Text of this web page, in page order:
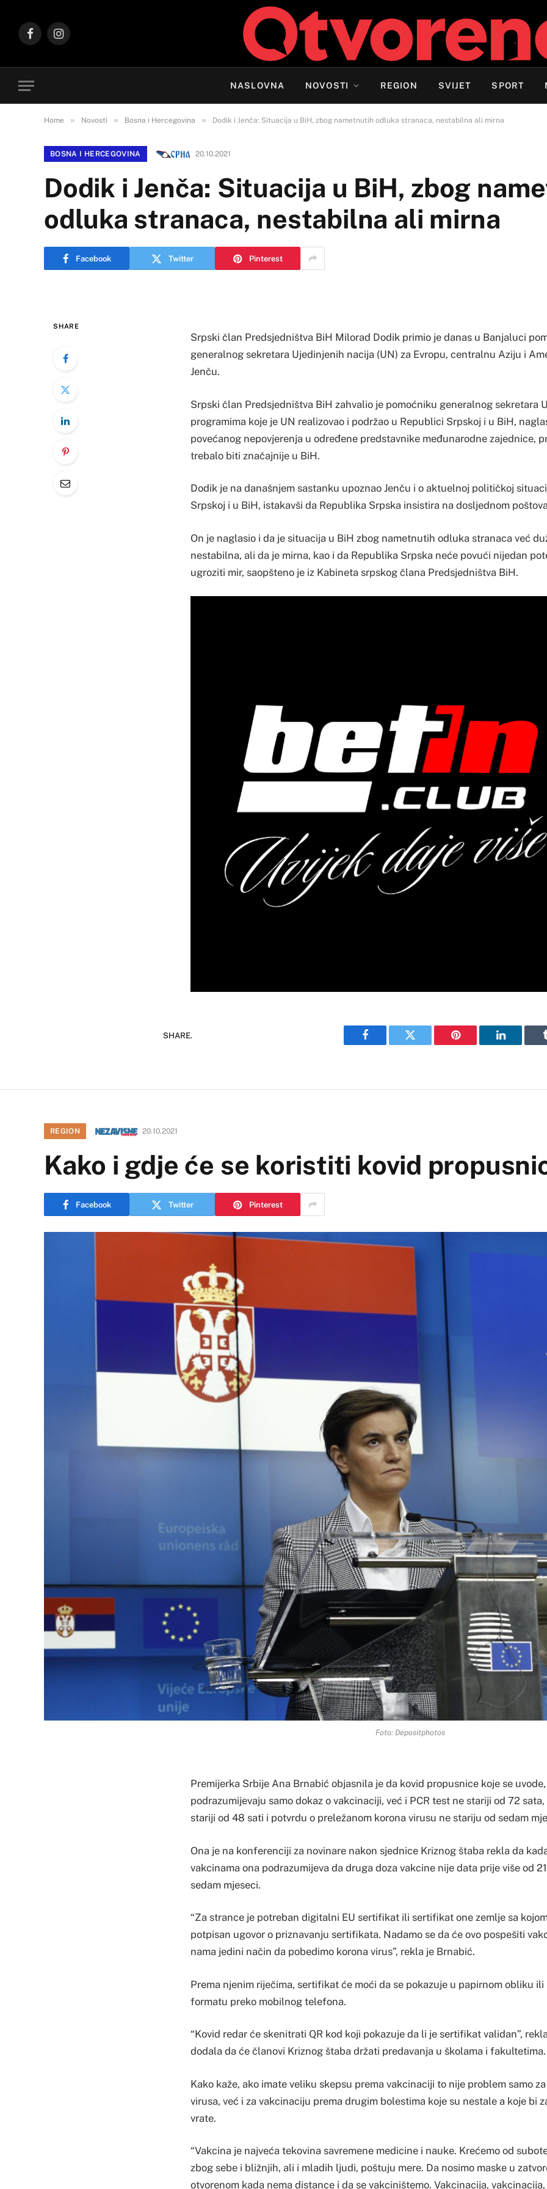
FacebookInstagram
NASLOVNA NOVOSTI REGION SVIJET SPORT
Home » Novosti » Bosna i Hercegovina » Dodik i Jenča: Situacija u BiH, zbog nametnutih odluka stranaca, nestabilna ali mirna
BOSNA I HERCEGOVINA 20.10.2021
Dodik i Jenča: Situacija u BiH, zbog
odluka stranaca, nestabilna ali mirna
Facebook Twitter Pinterest
SHARE
Srpski član Predsjedništva BiH Milorad Dodik primio je danas u Banjaluci
generalnog sekretara Ujedinjenih nacija (UN) za Evropu, centralnu Aziju i
Jenču.
Srpski član Predsjedništva BiH zahvalio je pomoćniku generalnog sekretara
programima koje je UN realizovao i podržao u Republici Srpskoj i u BiH,
povećanog nepovjerenja u određene predstavnike međunarodne zajednice,
trebalo biti značajnije u BiH.
Dodik je na današnjem sastanku upoznao Jenču i o aktuelnoj političkoj
Srpskoj i u BiH, istakavši da Republika Srpska insistira na dosljednom
On je naglasio i da je situacija u BiH zbog nametnutih odluka stranaca već
nestabilna, ali da je mirna, kao i da Republika Srpska neće povući nijedan
ugroziti mir, saopšteno je iz Kabineta srpskog člana Predsjedništva BiH.
SHARE.
Facebook Twitter Pinterest LinkedIn
REGION 20.10.2021
Kako i gdje će se koristiti kovid
Facebook Twitter Pinterest
Foto: Depositphotos
Premijerka Srbije Ana Brnabić objasnila je da kovid propusnice koje se
podrazumijevaju samo dokaz o vakcinaciji, već i PCR test ne stariji od 72
stariji od 48 sati i potvrdu o preležanom korona virusu ne stariju od sedam
Ona je na konferenciji za novinare nakon sjednice Kriznog štaba rekla da
vakcinama ona podrazumijeva da druga doza vakcine nije data prije više od
sedam mjeseci.
“Za strance je potreban digitalni EU sertifikat ili sertifikat one zemlje sa
potpisan ugovor o priznavanju sertifikata. Nadamo se da će ovo pospešiti
nama jedini način da pobedimo korona virus”, rekla je Brnabić.
Prema njenim riječima, sertifikat će moći da se pokazuje u papirnom obliku
formatu preko mobilnog telefona.
“Kovid redar će skenitrati QR kod koji pokazuje da li je sertifikat validan”,
dodala da će članovi Kriznog štaba držati predavanja u školama i fakultetima.
Kako kaže, ako imate veliku skepsu prema vakcinaciji to nije problem samo
virusa, već i za vakcinaciju prema drugim bolestima koje su nestale a koje bi
vrate.
“Vakcina je najveća tekovina savremene medicine i nauke. Krećemo od
zbog sebe i bližnjih, ali i mladih ljudi, poštuju mere. Da nosimo maske u
otvorenom kada nema distance i da se vakciništemo. Vakcinacija, vakcinacija,